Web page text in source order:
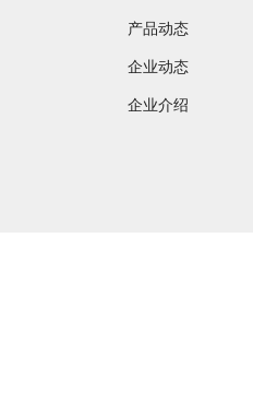
产品动态
企业动态
企业介绍